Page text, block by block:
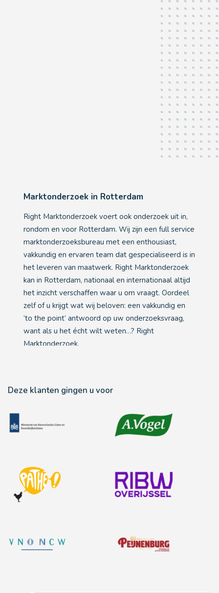
Marktonderzoek in Rotterdam
Right Marktonderzoek voert ook onderzoek uit in,
rondom en voor Rotterdam. Wij zijn een full service
marktonderzoeksbureau met een enthousiast,
vakkundig en ervaren team dat gespecialiseerd is in
het leveren van maatwerk. Right Marktonderzoek
kan in Rotterdam, nationaal en internationaal altijd
het inzicht verschaffen waar u om vraagt. Oordeel
zelf of u krijgt wat wij beloven: een vakkundig en
’to the point’ antwoord op uw onderzoeksvraag,
want als u het écht wilt weten…? Right
Marktonderzoek.
Deze klanten gingen u voor